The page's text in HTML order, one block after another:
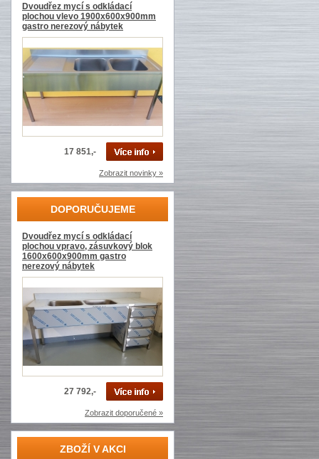
Dvoudřez mycí s odkládací
plochou vlevo 1900x600x900mm
gastro nerezový nábytek
17 851,-
Zobrazit novinky »
DOPORUČUJEME
Dvoudřez mycí s odkládací
plochou vpravo, zásuvkový blok
1600x600x900mm gastro
nerezový nábytek
27 792,-
Zobrazit doporučené »
ZBOŽÍ V AKCI